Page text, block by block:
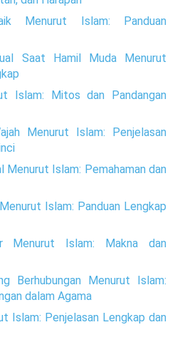
Menurut Islam: Panduan
Saat Hamil Muda Menurut
Islam: Mitos dan Pandangan
Menurut Islam: Penjelasan
Menurut Islam: Pemahaman dan
Islam: Panduan Lengkap
Menurut Islam: Makna dan
Berhubungan Menurut Islam:
dalam Agama
Islam: Penjelasan Lengkap dan